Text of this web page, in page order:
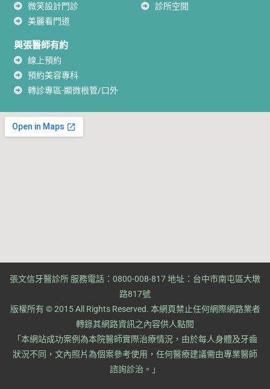
微笑設計門診
美麗看門道
診所空間
與張醫師有約
線上預約
預約美容專科
轉診專區-顯微根管/口外
張文信牙醫診所 服務電話：0800-008-817 地址：台中市南屯區大墩
路817號
版權所有 © 2015 All Rights Reserved. ​本網頁禁止任何網際網路業者
轉錄其網路資訊之內容供人點閱
​「本網站成功案例為本院醫師實際治療情況，由於每人身體及牙齒
狀況不同，文內照片為個案參考使用，任何醫療建議需由專業醫師
諮詢診治。」